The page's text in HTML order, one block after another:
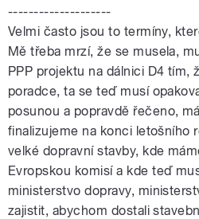
--------------------
Velmi často jsou to termíny,
Mě třeba mrzí, že se musela,
PPP projektu na dálnici D4 tím,
poradce, ta se teď musí
posunou a popravdě řečeno,
finalizujeme na konci letošního
velké dopravní stavby, kde
Evropskou komisí a kde teď
ministerstvo dopravy,
zajistit, abychom dostali